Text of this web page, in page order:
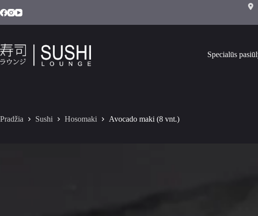
Specialūs
Pradžia Sushi Hosomaki Avocado maki (8 vnt.)